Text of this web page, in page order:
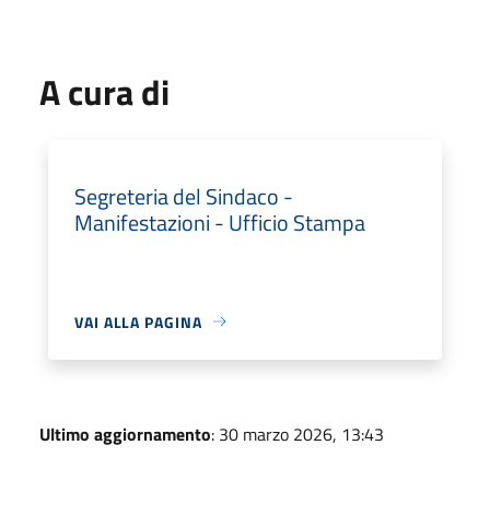
A cura di
Segreteria del Sindaco -
Manifestazioni - Ufficio Stampa
VAI ALLA PAGINA
Ultimo aggiornamento: 30 marzo 2026, 13:43